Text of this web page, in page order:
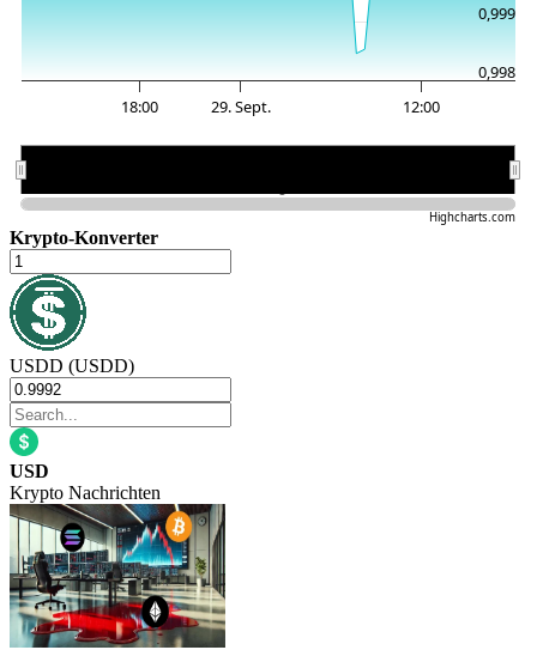
18:00 29. Sept. 12:00
0,998
0,999
Highcharts.com
Krypto-Konverter
USDD (USDD)
USD
Krypto Nachrichten